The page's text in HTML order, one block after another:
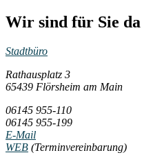
Wir sind für Sie da
Stadtbüro
Rathausplatz 3
65439 Flörsheim am Main
06145 955-110
06145 955-199
E-Mail
WEB (Terminvereinbarung)